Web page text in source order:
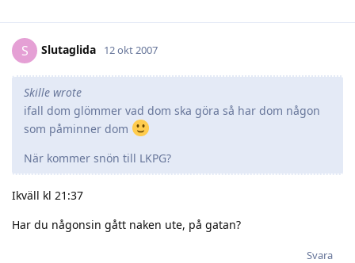
S Slutaglida 12 okt 2007
Skille wrote
ifall dom glömmer vad dom ska göra så har dom någon
som påminner dom
När kommer snön till LKPG?
Ikväll kl 21:37
Har du någonsin gått naken ute, på gatan?
Svara